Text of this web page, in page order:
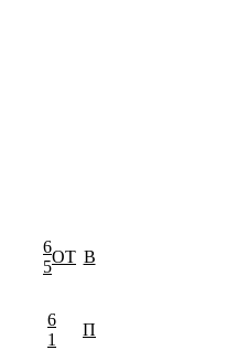
6
5
ОТ В
6
1
П